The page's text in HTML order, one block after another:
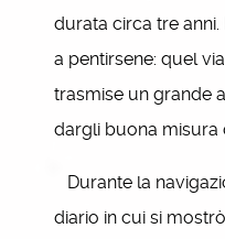
durata circa tre
a pentirsene: quel
trasmise un grande
dargli buona misura
Durante la
diario in cui si